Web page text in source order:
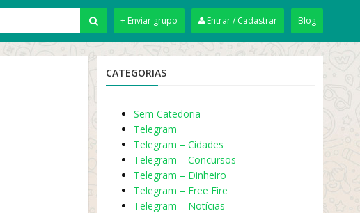
Blog
Entrar / Cadastrar
+ Enviar grupo
CATEGORIAS
Sem Catedoria
Telegram
Telegram – Cidades
Telegram – Concursos
Telegram – Dinheiro
Telegram – Free Fire
Telegram – Notícias